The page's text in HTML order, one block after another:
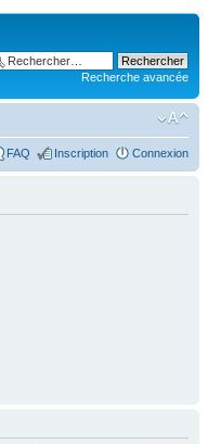
Recherche avancée
FAQ Inscription Connexion